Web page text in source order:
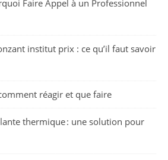
Faire Appel à un Professionnel
institut prix : ce qu’il faut savoir
réagir et que faire
thermique : une solution pour